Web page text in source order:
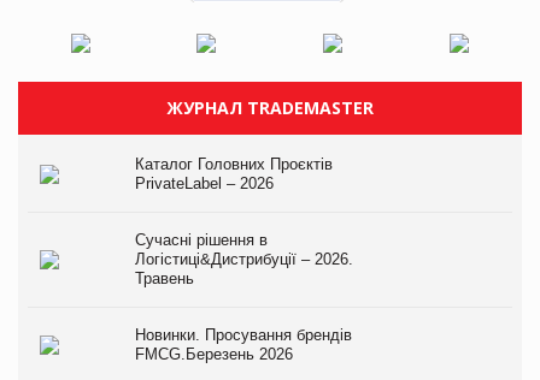
ЖУРНАЛ TRADEMASTER
Каталог Головних Проєктів
PrivateLabel – 2026
Сучасні рішення в
Логістиці&Дистрибуції – 2026.
Травень
Новинки. Просування брендів
FMCG.Березень 2026